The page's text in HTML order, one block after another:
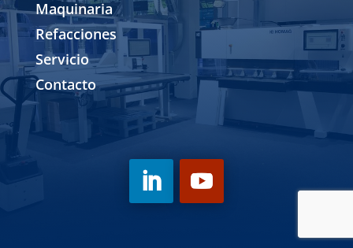
Maquinaria
Refacciones
Servicio
Contacto